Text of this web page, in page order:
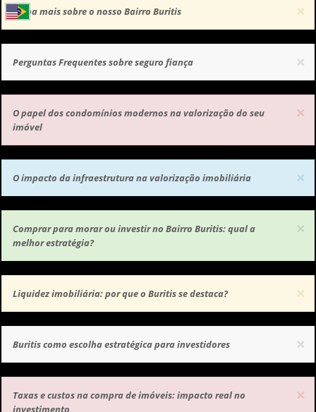
×
Saiba mais sobre o nosso Bairro Buritis
×
Perguntas Frequentes sobre seguro fiança
×
O papel dos condomínios modernos na valorização do seu
imóvel
×
O impacto da infraestrutura na valorização imobiliária
×
Comprar para morar ou investir no Bairro Buritis: qual a
melhor estratégia?
×
Liquidez imobiliária: por que o Buritis se destaca?
×
Buritis como escolha estratégica para investidores
×
Taxas e custos na compra de imóveis: impacto real no
investimento